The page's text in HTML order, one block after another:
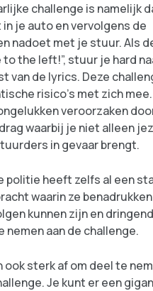
challenge is namelijk
je auto en vervolgens de
nadoet met je stuur. Als
to the left!”, stuur je hard
van de lyrics. Deze
risico’s met zich mee.
veroorzaken
waarbij je niet alleen
in gevaar brengt.
politie heeft zelfs al een
waarin ze
kunnen zijn en
nemen aan de challenge.
ook sterk af om deel te
Je kunt er een